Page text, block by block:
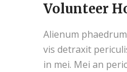
Volunteer
Alienum
vis detraxit
in mei. Mei an